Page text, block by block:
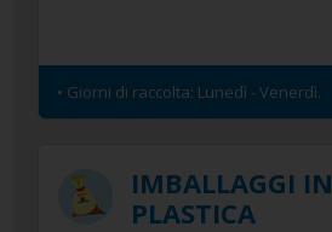
• Giorni di raccolta: Lunedì - Venerdì.
IMBALLAGGI IN
PLASTICA